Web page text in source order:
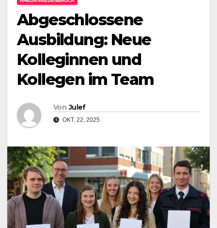
Abgeschlossene
Ausbildung: Neue
Kolleginnen und
Kollegen im Team
Von Julef
OKT. 22, 2025